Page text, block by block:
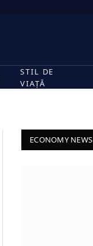
STIL DE
VIAȚĂ
ECONOMY NEWS